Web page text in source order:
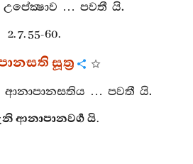
උපේක්‍ෂාව … පවතී යි.
2. 7. 55-60.
සූත්‍ර
ආනාපානසතිය … පවතී යි.
ආනාපානවර්‍ග යි.